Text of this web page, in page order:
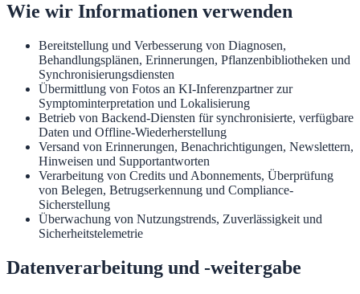
Wie wir Informationen verwenden
Bereitstellung und Verbesserung von Diagnosen,
Behandlungsplänen, Erinnerungen, Pflanzenbibliotheken und
Synchronisierungsdiensten
Übermittlung von Fotos an KI-Inferenzpartner zur
Symptominterpretation und Lokalisierung
Betrieb von Backend-Diensten für synchronisierte, verfügbare
Daten und Offline-Wiederherstellung
Versand von Erinnerungen, Benachrichtigungen, Newslettern,
Hinweisen und Supportantworten
Verarbeitung von Credits und Abonnements, Überprüfung
von Belegen, Betrugserkennung und Compliance-
Sicherstellung
Überwachung von Nutzungstrends, Zuverlässigkeit und
Sicherheitstelemetrie
Datenverarbeitung und -weitergabe